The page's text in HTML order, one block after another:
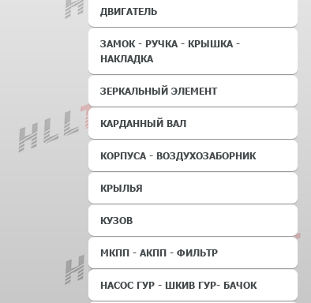
ДВИГАТЕЛЬ
ЗАМОК - РУЧКА - КРЫШКА -
НАКЛАДКА
ЗЕРКАЛЬНЫЙ ЭЛЕМЕНТ
КАРДАННЫЙ ВАЛ
КОРПУСА - ВОЗДУХОЗАБОРНИК
КРЫЛЬЯ
КУЗОВ
МКПП - АКПП - ФИЛЬТР
НАСОС ГУР - ШКИВ ГУР- БАЧОК